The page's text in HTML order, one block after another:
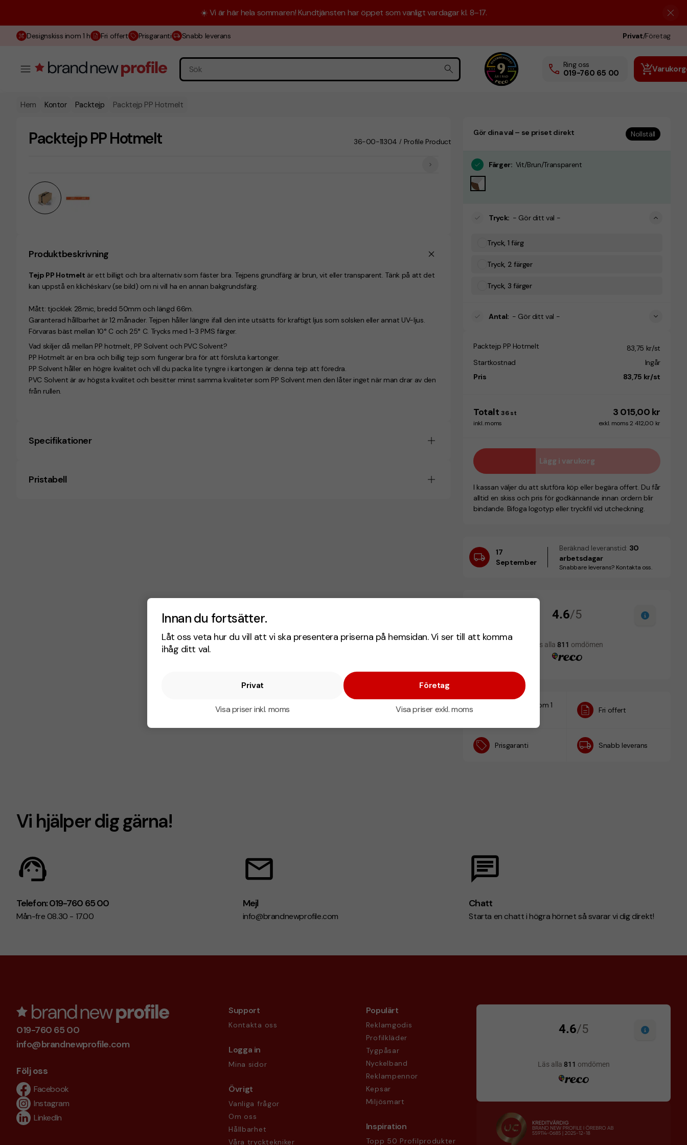
Innan du fortsätter.
Låt oss veta hur du vill att vi ska presentera priserna på hemsidan. Vi ser till att komma
ihåg ditt val.
Privat
Visa priser inkl. moms
Företag
Visa priser exkl. moms
☀️ Vi är här hela sommaren! Kundtjänsten har öppet som vanligt vardagar kl. 8–17.
Designskiss inom 1 h Fri offert Prisgaranti Snabb leverans Privat/Företag
Ring oss
019-760 65 00
Hem Kontor Packtejp Packtejp PP Hotmelt
Packtejp PP Hotmelt 36-00-11304 / Profile Production
Produktbeskrivning
Tejp PP Hotmelt är ett billigt och bra alternativ som fäster bra. Tejpens grundfärg är brun, vit eller transparent. Tänk på att det
kan uppstå en klichéskarv (se bild) om ni vill ha en annan bakgrundsfärg.
Mått: tjocklek 28mic, bredd 50mm och längd 66m.
Garanterad hållbarhet är 12 månader. Tejpen håller längre ifall den inte utsätts för kraftigt ljus som solsken eller annat UV-ljus.
Förvaras bäst mellan 10° C och 25° C. Trycks med 1-3 PMS färger.
Vad skiljer då mellan PP hotmelt, PP Solvent och PVC Solvent?
PP Hotmelt är en bra och billig tejp som fungerar bra för att försluta kartonger.
PP Solvent håller en högre kvalitet och vill du packa lite tyngre i kartongen är denna tejp att föredra.
PVC Solvent är av högsta kvalitet och besitter minst samma kvaliteter som PP Solvent men den låter inget när man drar av den
från rullen.
Specifikationer
Pristabell
Gör dina val – se priset direkt Nollställ
Färger: Vit/Brun/Transparent
Tryck: - Gör ditt val -
Tryck, 1 färg
Tryck, 2 färger
Tryck, 3 färger
Antal: - Gör ditt val -
Packtejp PP Hotmelt
83,75 kr/st
Startkostnad
Ingår
Pris
83,75 kr/st
Totalt 36 st 3 015,00 kr
inkl. moms exkl. moms 2 412,00 kr
Lägg i varukorg
I kassan väljer du att slutföra köp eller begära offert. Du får
alltid en skiss och pris för godkännande innan ordern blir
bindande. Bifoga logotyp eller tryckfil vid utcheckning.
17
September
Beräknad leveranstid: 30
arbetsdagar
Snabbare leverans? Kontakta oss.
Designskiss inom 1
Fri offert
Prisgaranti Snabb leverans
Vi hjälper dig gärna!
Telefon: 019-760 65 00
Mån-fre 08.30 - 17.00
Mejl
info@brandnewprofile.com
Chatt
Starta en chatt i högra hörnet så svarar vi dig direkt!
019-760 65 00
info@brandnewprofile.com
Följ oss
Facebook
Instagram
LinkedIn
Support
Kontakta oss
Logga in
Mina sidor
Övrigt
Vanliga frågor
Om oss
Hållbarhet
Våra trycktekniker
Populärt
Reklamgodis
Profilkläder
Tygpåsar
Nyckelband
Reklampennor
Kepsar
Miljösmart
Inspiration
Topp 50 Profilprodukter